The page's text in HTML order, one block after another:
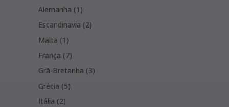
products
Alemanha 1 1
product
Escandinavia 22
Malta 1 1
product
França 77
products
Grã-Bretanha 33
Grécia 55
Itália 22